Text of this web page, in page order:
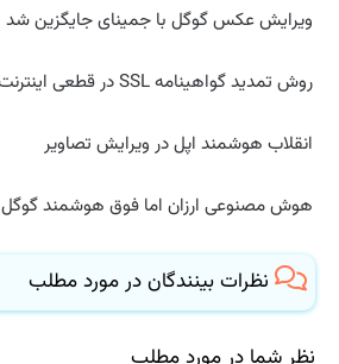
ویرایش عکس گوگل با جمینای جایگزین شد
روش تمدید گواهینامه SSL در قطعی اینترنت
انقلاب هوشمند اپل در ویرایش تصاویر
هوش مصنوعی ارزان اما فوق هوشمند گوگل
نظرات بینندگان در مورد مطلب
نظر شما در مورد مطلب